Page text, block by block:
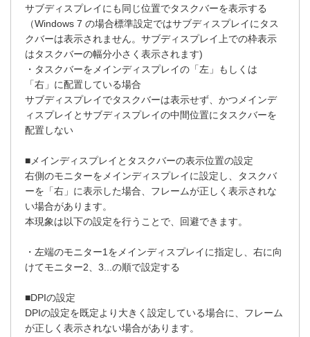
サブディスプレイにも同じ位置でタスクバーを表示する
（Windows 7 の場合標準設定ではサブディスプレイにタス
クバーは表示されません。サブディスプレイ上での枠表示
はタスクバーの幅分小さく表示されます)
・タスクバーをメインディスプレイの「左」もしくは
「右」に配置している場合
サブディスプレイでタスクバーは表示せず、かつメインデ
ィスプレイとサブディスプレイの中間位置にタスクバーを
配置しない
■メインディスプレイとタスクバーの表示位置の設定
右側のモニターをメインディスプレイに設定し、タスクバ
ーを「右」に表示した場合、フレームが正しく表示されな
い場合があります。
本現象は以下の設定を行うことで、回避できます。
・左端のモニター1をメインディスプレイに指定し、右に向
けてモニター2、3...の順で設定する
■DPIの設定
DPIの設定を既定より大きく設定している場合に、フレーム
が正しく表示されない場合があります。